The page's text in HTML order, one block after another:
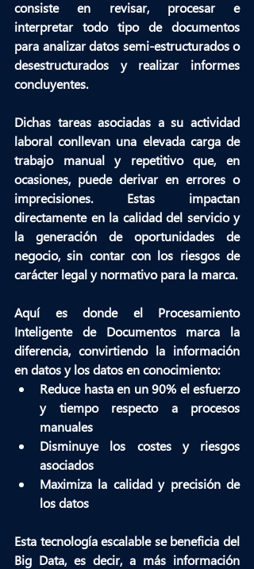
consiste en revisar, procesar e
para analizar datos semi-estructurados o
desestructurados y realizar informes
concluyentes.
Dichas tareas asociadas a su actividad
laboral conllevan una elevada carga de
trabajo manual y repetitivo que, en
ocasiones, puede derivar en errores o
imprecisiones. Estas impactan
directamente en la calidad del servicio y
la generación de oportunidades de
negocio, sin contar con los riesgos de
carácter legal y normativo para la marca.
Aquí es donde el Procesamiento
Inteligente de Documentos marca la
diferencia, convirtiendo la información
en datos y los datos en conocimiento:
Reduce hasta en un 90% el esfuerzo
y tiempo respecto a procesos
manuales
Disminuye los costes y riesgos
asociados
Maximiza la calidad y precisión de
los datos
Esta tecnología escalable se beneficia del
Big Data, es decir, a más información